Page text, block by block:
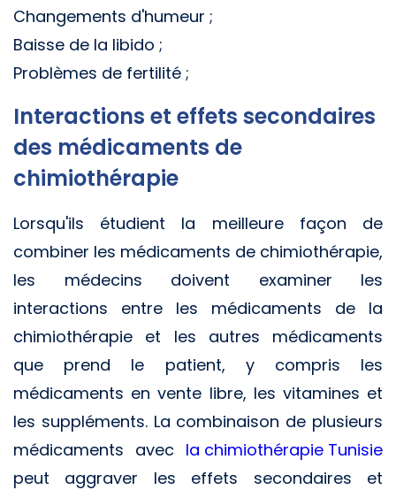
Changements d'humeur ;
Baisse de la libido ;
Problèmes de fertilité ;
Interactions et effets secondaires
des médicaments de
chimiothérapie
Lorsqu'ils étudient la meilleure façon de
combiner les médicaments de chimiothérapie,
les médecins doivent examiner les
interactions entre les médicaments de la
chimiothérapie et les autres médicaments
que prend le patient, y compris les
médicaments en vente libre, les vitamines et
les suppléments. La combinaison de plusieurs
médicaments avec la chimiothérapie Tunisie
peut aggraver les effets secondaires et